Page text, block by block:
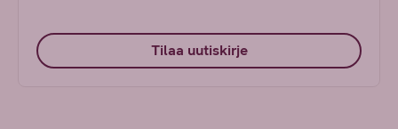
Tilaa uutiskirje